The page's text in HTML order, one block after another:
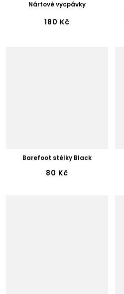
Nártové vycpávky
180 Kč
Barefoot stélky Black
80 Kč